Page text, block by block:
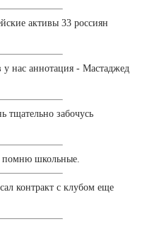
активы 33 россиян
нас аннотация - Мастаджед
тщательно забочусь
школьные.
контракт с клубом еще